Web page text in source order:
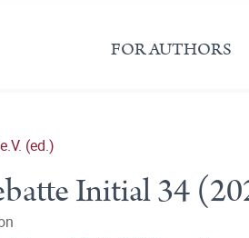
FOR AUTHORS
(ed.)
Initial 34